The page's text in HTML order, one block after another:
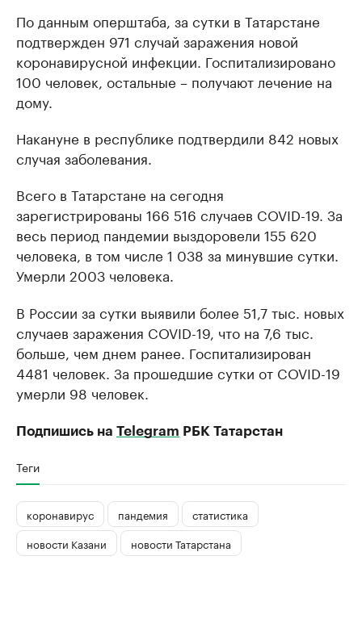
По данным оперштаба, за сутки в Татарстане
подтвержден 971 случай заражения новой
коронавирусной инфекции. Госпитализировано
100 человек, остальные – получают лечение на
дому.
Накануне в республике подтвердили 842 новых
случая заболевания.
Всего в Татарстане на сегодня
зарегистрированы 166 516 случаев COVID-19. За
весь период пандемии выздоровели 155 620
человека, в том числе 1 038 за минувшие сутки.
Умерли 2003 человека.
В России за сутки выявили более 51,7 тыс. новых
случаев заражения COVID-19, что на 7,6 тыс.
больше, чем днем ранее. Госпитализирован
4481 человек. За прошедшие сутки от COVID-19
умерли 98 человек.
Подпишись на Telegram РБК Татарстан
Теги
коронавирус пандемия
статистика
новости Казани
новости Татарстана